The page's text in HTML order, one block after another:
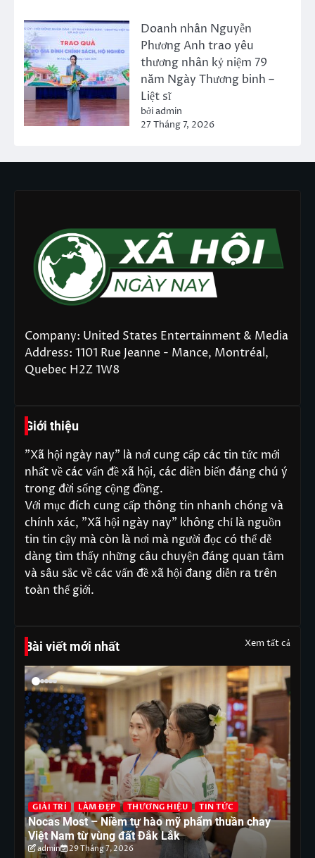
Doanh nhân Nguyễn
Phương Anh trao yêu
thương nhân kỷ niệm 79
năm Ngày Thương binh –
Liệt sĩ
bởi admin
27 Tháng 7, 2026
Company: United States Entertainment & Media
Address: 1101 Rue Jeanne - Mance, Montréal,
Quebec H2Z 1W8
Giới thiệu
"Xã hội ngày nay" là nơi cung cấp các tin tức mới
nhất về các vấn đề xã hội, các diễn biến đáng chú ý
trong đời sống cộng đồng.
Với mục đích cung cấp thông tin nhanh chóng và
chính xác, "Xã hội ngày nay" không chỉ là nguồn
tin tin cậy mà còn là nơi mà người đọc có thể dễ
dàng tìm thấy những câu chuyện đáng quan tâm
và sâu sắc về các vấn đề xã hội đang diễn ra trên
toàn thế giới.
Bài viết mới nhất Xem tất cả
GIẢI TRÍ LÀM ĐẸP THƯƠNG HIỆU TIN TỨC
Nocas Most – Niềm tự hào mỹ phẩm thuần chay
Việt Nam từ vùng đất Đắk Lắk
admin 29 Tháng 7, 2026